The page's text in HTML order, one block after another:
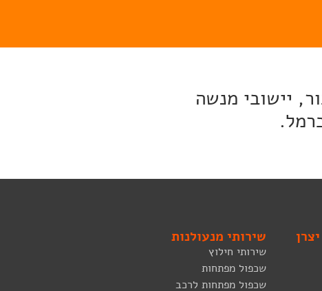
יישובי מנשה
שירותי מנעולנות
שירותי חילוץ
שכפול מפתחות
שכפול מפתחות לרכב